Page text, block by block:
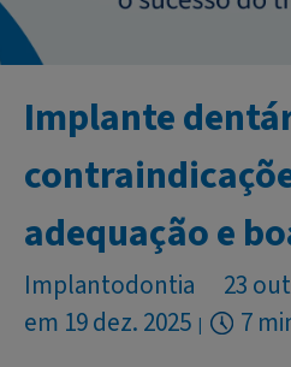
Implante
adequação e
Implantodontia 23
em 19 dez. 2025
7